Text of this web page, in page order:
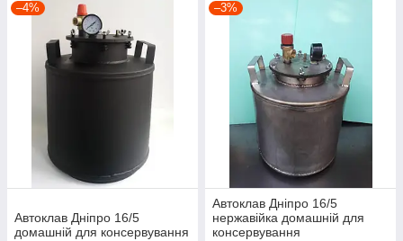
–4%
Автоклав Дніпро 16/5
домашній для консервування
–3%
Автоклав Дніпро 16/5
нержавійка домашній для
консервування